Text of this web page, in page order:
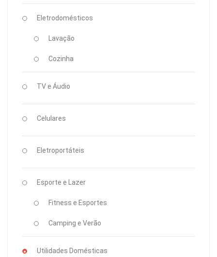
Eletrodomésticos
Lavação
Cozinha
TV e Áudio
Celulares
Eletroportáteis
Esporte e Lazer
Fitness e Esportes
Camping e Verão
Utilidades Domésticas